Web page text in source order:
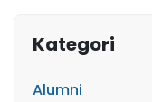
Kategori
Alumni